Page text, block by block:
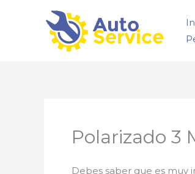
Polarizado 3
Debes saber que es muy